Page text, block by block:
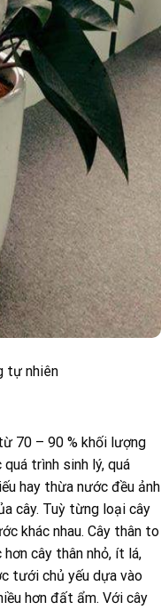
tự nhiên
70 – 90 % khối lượng
trình sinh lý, quá
hay thừa nước đều ảnh
cây. Tuỳ từng loại cây
khác nhau. Cây thân to
cây thân nhỏ, ít lá,
tưới chủ yếu dựa vào
hơn đất ẩm. Với cây